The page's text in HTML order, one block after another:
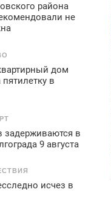
района
не
дом
в
задерживаются в
9 августа
исчез в